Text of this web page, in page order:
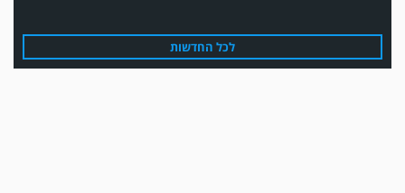
משחק אימון: הפועל אזור והפועל מרמורק סיימו בתוצאה 0-0 .
לכל החדשות